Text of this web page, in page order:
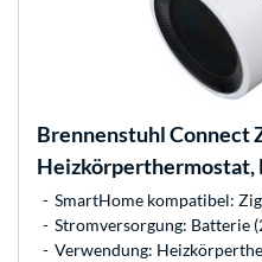
BrennenstuhlConnect
Heizkörperthermostat,
SmartHome kompatibel:
Stromversorgung: Batterie
Verwendung: